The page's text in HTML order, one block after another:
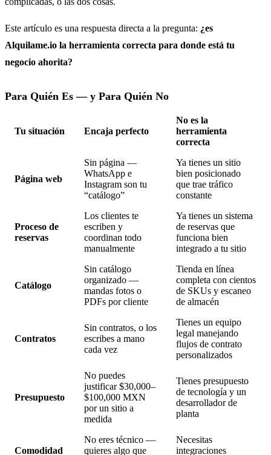
Este artículo es una respuesta directa a la pregunta: ¿es
Alquilame.io la herramienta correcta para donde está tu
negocio ahorita?
Para Quién Es — y Para Quién No
Tu situación Encaja perfecto
No es la
herramienta
correcta
Página web
Sin página —
WhatsApp e
Instagram son tu
“catálogo”
Ya tienes un sitio
bien posicionado
que trae tráfico
constante
Proceso de
reservas
Los clientes te
escriben y
coordinan todo
manualmente
Ya tienes un sistema
de reservas que
funciona bien
integrado a tu sitio
Catálogo
Sin catálogo
organizado —
mandas fotos o
PDFs por cliente
Tienda en línea
completa con cientos
de SKUs y escaneo
de almacén
Contratos
Sin contratos, o los
escribes a mano
cada vez
Tienes un equipo
legal manejando
flujos de contrato
personalizados
Presupuesto
No puedes
justificar $30,000–
$100,000 MXN
por un sitio a
medida
Tienes presupuesto
de tecnología y un
desarrollador de
planta
Comodidad
No eres técnico —
quieres algo que
Necesitas
integraciones